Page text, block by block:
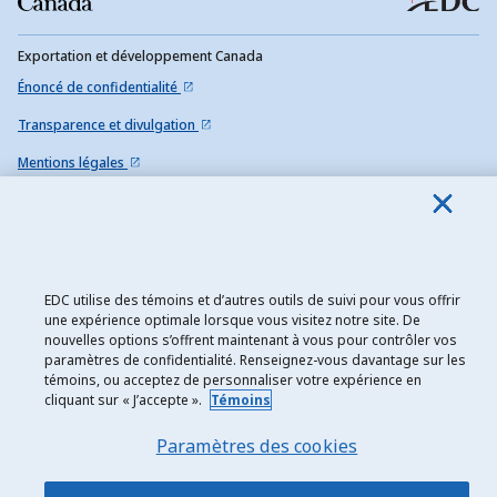
Exportation et développement Canada
Énoncé de confidentialité
Transparence et divulgation
Mentions légales
EDC utilise des témoins et d’autres outils de suivi pour vous offrir
une expérience optimale lorsque vous visitez notre site. De
nouvelles options s’offrent maintenant à vous pour contrôler vos
paramètres de confidentialité. Renseignez-vous davantage sur les
témoins, ou acceptez de personnaliser votre expérience en
cliquant sur « J’accepte ». Témoins
Paramètres des cookies